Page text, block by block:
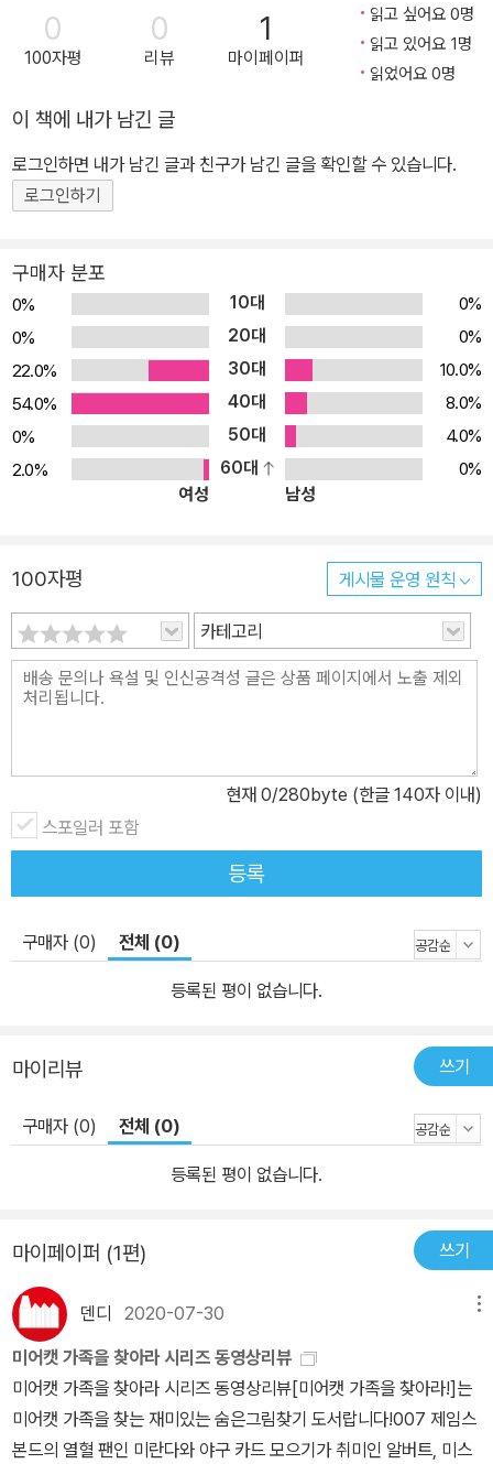
보자고요~ 혼자서 찾기 힘들다면, 가족이나 친구들과 함께 찾아보는
것도 좋아요. 누가 빨리 그리고 많은 미어캣을 찾을 수 있을지 내기해
볼까요? 처음엔 잘 되지 않을지도 모르지만, 집중하면서 조금씩 몰입
을 할 수 있어요. 관찰력을 발휘하다 보면 기억력과 사물 인지력이 높
아져서 금세 찾아낼 수 있어요. 매일매일 역사 속 시간여행을 하며 숨
겨진 장면을 기억하며 미란다, 플로리안, 알버트, 라울, 소피아, 매튜,
프랭키, 맥스웰, 삼손, 한나 열 마리 미어캣 가족과 독수리 케빈, 다람
마나 걸리는지 가족과 함께 즐겨볼 수 있어요. 천방지축 미어캣 가족
과 함께 새로운 여행을 떠나보세요. 위대한 발명가가 되고 싶어 하는
미어캣 맥스웰이 재미있는 발명품을 만들었다고 해요. 그것은 바로
타임머신! 시공간을 뛰어넘어 과거와 미래를 자유롭게 이동할 수 있
는 기계랍니다. 열 마리의 미어캣과 함께 실감 나는 역사 속으로 함께
출발해 보는 건 어때요? 이 신기한 기계를 타면 그동안 책으로만 읽
어왔던 긴박한 역사 속 사건을 직접 경험할 수도 있고, 평소에 만나고
싶었던 역사 속 인물을 실제로 만나볼 수도 있답니다. 자, 마음의 준비
가 되었다면 이제 숨을 크게 들이마시고 타임머신에 올라타세요! 장
요. 시간 여행을 무사히 마치려면 절대로 미어캣 가족을 놓쳐서는 안
된답니다. 잘못하면 낯선 곳에서 길을 잃어버릴 수도 있으니까요. 눈
을 크게 뜨고 침착하게 열 마리의 미어캣을 모두 찾아보세요. 색연필
로 크게 동그라미를 그려가며 찾으면 빠뜨리지 않고 찾을 수 있겠죠?
미어캣 가족의 새로운 친구 케빈과 로저도 잊어버리지 마세요! 무시
나볼 수 있답니다. 알프스 산맥을 넘은 카르타고의 명장 한니발이 혼
비백산한 로마군을 무찌른 사건이나 30년 가까이 동독일과 서독일을
가르고 있던 베를린 장벽이 무너진 사건 등 한번쯤 들어봤을 법한 이
야기들을 직접 눈으로 확인할 수 있어요. 또한 무시무시한 공룡들이
등 머릿속으로만 상상했던 장면 속으로 떠나볼 수도 있지요. 책으로
만 읽었을 때는 지루했던 역사 속 사건이라도 실감 나는 그림으로 직
접 보면 흥미진진하기도 하고 기억에 더 오랫동안 남을 거예요. 수많
미어캣 가족을 모두 찾기는 쉽지 않을 거예요. 하지만 너무 걱정할 건
없어요. 차근차근 서두르지 않고 찾아나가면 되니까요. 처음부터 빨
리 찾으려고 너무 조급해할 필요는 없답니다. 한 마리씩 찾다보면 집
여서 ‘누가누가 더 빨리 미어캣을 찾나’ 놀이를 하는 것도 즐겁지 않을
코너에 도전해 보세요. 브레이크댄스를 추는 남자, 헬멧에 불이 붙은
군인, 물웅덩이에 빠진 남자 등 때로는 익살스럽고, 때로는 아슬아슬
한 장면들을 새롭게 발견하는 재미가 쏠쏠하답니다.
0
100자평
0
리뷰
1
마이페이퍼
읽고 싶어요 0명
읽고 있어요 1명
읽었어요 0명
이 책에 내가 남긴 글
로그인하면 내가 남긴 글과 친구가 남긴 글을 확인할 수 있습니다.
로그인하기
구매자 분포
0% 10대
0%
0%
20대
0%
22.0%
30대
10.0%
54.0%
40대
8.0%
0%
50대
4.0%
2.0%
60대
0%
여성
남성
100자평 게시물 운영 원칙
카테고리
현재 0/280byte (한글 140자 이내)
스포일러 포함
등록
구매자 (0) 전체 (0)
등록된 평이 없습니다.
마이리뷰 쓰기
구매자 (0) 전체 (0)
등록된 평이 없습니다.
마이페이퍼 (1편) 쓰기
덴디 2020-07-30
미어캣 가족을 찾아라 시리즈 동영상리뷰
미어캣 가족을 찾아라 시리즈 동영상리뷰[미어캣 가족을 찾아라!]는
미어캣 가족을 찾는 재미있는 숨은그림찾기 도서랍니다!007 제임스
본드의 열혈 팬인 미란다와 야구 카드 모으기가 취미인 알버트, 미스